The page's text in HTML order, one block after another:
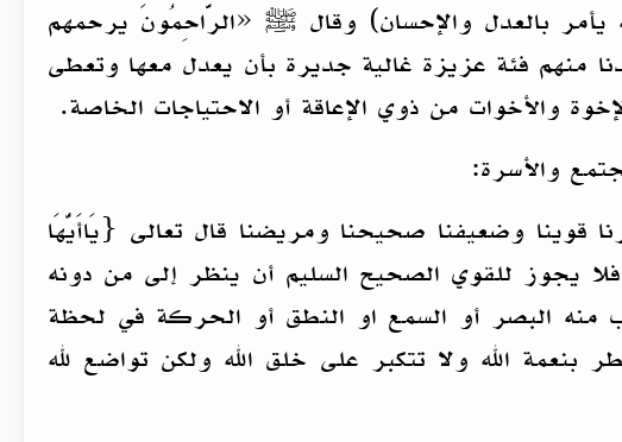
يأمر بالعدل والإحسان) وقال ﷺ «الرَّاحِمُونَ يرحمهم
منهم فئة عزيزة غالية جديرة بأن يعدل معها وتعطى
والأخوات من ذوي الإعاقة أو الاحتياجات الخاصة.
والأسرة:
قوينا وضعيفنا صحيحنا ومريضنا قال تعالى {يَاأَيُّهَا
فلا يجوز للقوي الصحيح السليم أن ينظر إلى من دونه
البصر أو السمع او النطق أو الحركة في لحظة
الله ولا تتكبر على خلق الله ولكن تواضع لله